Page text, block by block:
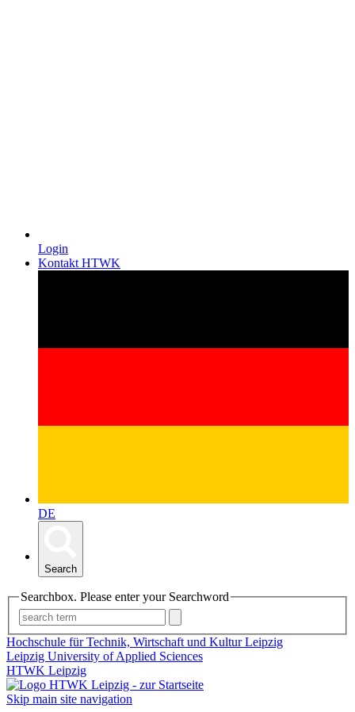
Login
Kontakt HTWK
DE
Search
Searchbox. Please enter your Searchword
Hochschule für Technik, Wirtschaft und Kultur Leipzig
Leipzig University of Applied Sciences
HTWK Leipzig
Skip main site navigation